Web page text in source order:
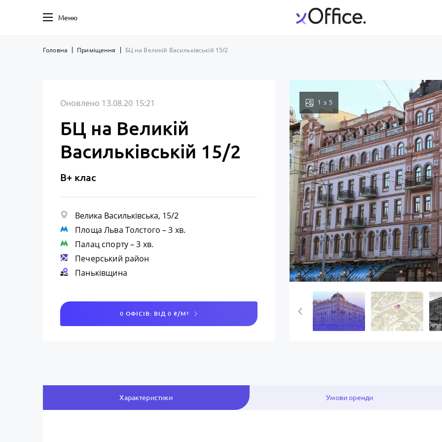
Меню
Головна Приміщення БЦ на Великій Васильківській 15/2
Оновлено 13.08.20 15:21
БЦ на Великій
Васильківській 15/2
B+ клас
Велика Васильківська, 15/2
Площа Льва Толстого – 3 хв.
Палац спорту– 3 хв.
Печерський район
Паньківщина
0 ОФІСІВ: ВІД 0 ₴/М²
1 з 5
Характеристики Умови оренди